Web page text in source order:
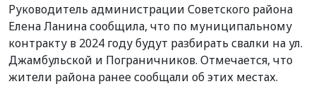
Руководитель администрации Советского района
Елена Ланина сообщила, что по муниципальному
контракту в 2024 году будут разбирать свалки на ул.
Джамбульской и Пограничников. Отмечается, что
жители района ранее сообщали об этих местах.